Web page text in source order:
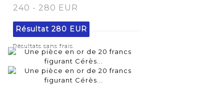
240 - 280 EUR
Résultat 280 EUR
Résultats sans frais